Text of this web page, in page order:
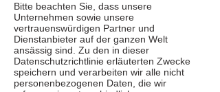
Bitte beachten Sie, dass unsere
Unternehmen sowie unsere
vertrauenswürdigen Partner und
Dienstanbieter auf der ganzen Welt
ansässig sind. Zu den in dieser
Datenschutzrichtlinie erläuterten Zwecke
speichern und verarbeiten wir alle nicht
personenbezogenen Daten, die wir